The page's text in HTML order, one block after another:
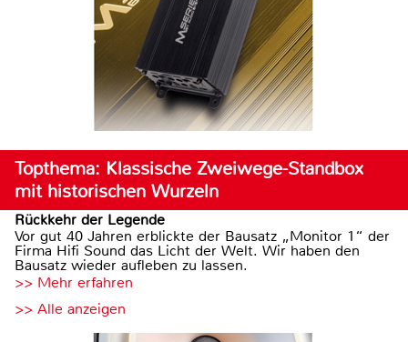
Topthema: Klassische Zweiwege-Standbox
mit historischen Wurzeln
Rückkehr der Legende
Vor gut 40 Jahren erblickte der Bausatz „Monitor 1“ der
Firma Hifi Sound das Licht der Welt. Wir haben den
Bausatz wieder aufleben zu lassen.
>> Mehr erfahren
>> Alle anzeigen